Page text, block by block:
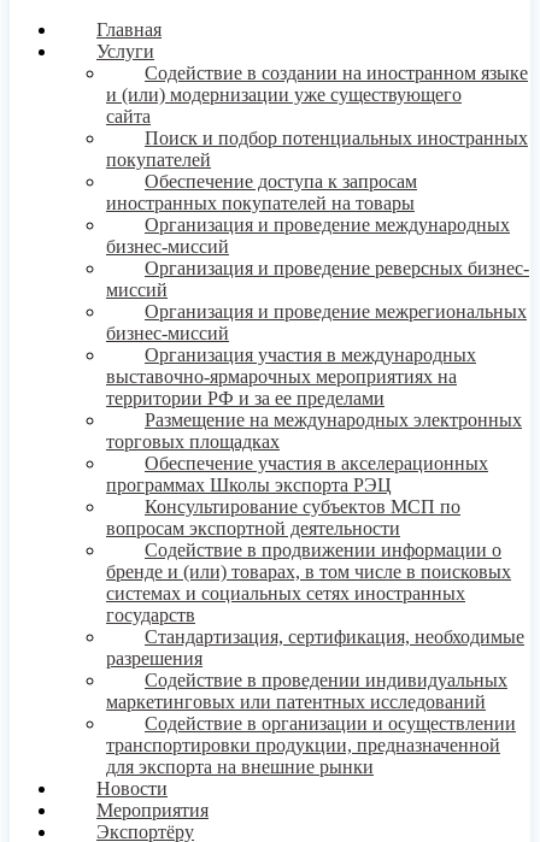
Главная
Услуги
Содействие в создании на иностранном языке
и (или) модернизации уже существующего
сайта
Поиск и подбор потенциальных иностранных
покупателей
Обеспечение доступа к запросам
иностранных покупателей на товары
Организация и проведение международных
бизнес-миссий
Организация и проведение реверсных бизнес-
миссий
Организация и проведение межрегиональных
бизнес-миссий
Организация участия в международных
выставочно-ярмарочных мероприятиях на
территории РФ и за ее пределами
Размещение на международных электронных
торговых площадках
Обеспечение участия в акселерационных
программах Школы экспорта РЭЦ
Консультирование субъектов МСП по
вопросам экспортной деятельности
Содействие в продвижении информации о
бренде и (или) товарах, в том числе в поисковых
системах и социальных сетях иностранных
государств
Стандартизация, сертификация, необходимые
разрешения
Содействие в проведении индивидуальных
маркетинговых или патентных исследований
Содействие в организации и осуществлении
транспортировки продукции, предназначенной
для экспорта на внешние рынки
Новости
Мероприятия
Экспортёру